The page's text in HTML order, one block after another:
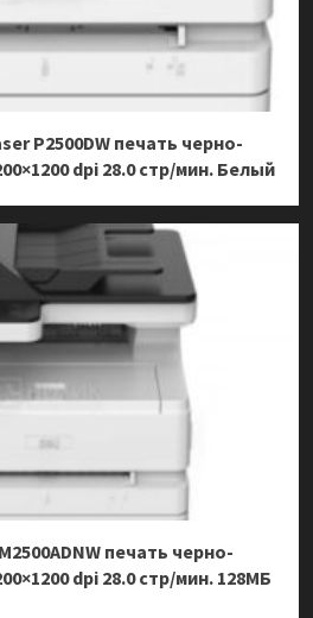
P2500DW печать черно-
dpi 28.0 стр/мин. Белый
печать черно-
dpi 28.0 стр/мин. 128МБ